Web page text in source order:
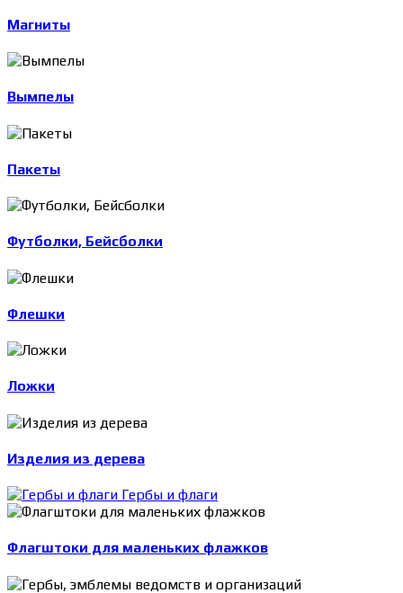
Магниты
Вымпелы
Пакеты
Футболки, Бейсболки
Флешки
Ложки
Изделия из дерева
Гербы и флаги
Флагштоки для маленьких флажков